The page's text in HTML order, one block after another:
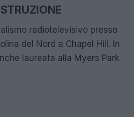
radiotelevisivo presso
del Nord a Chapel Hill. In
laureata alla Myers Park